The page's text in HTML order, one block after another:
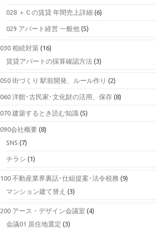
028 ＋Ｃの賃貸 年間売上詳細 (6)
029 アパート経営 一般他 (5)
030 相続対策 (16)
賃貸アパートの採算確認方法 (3)
050 街づくり 駅前開発、ルール作り (2)
060 洋館･古民家･文化財の活用、保存 (8)
070 建築するとき読む知識 (5)
090会社概要 (8)
SNS (7)
チラシ (1)
100 不動産業界裏話･仕組提案･法令税務 (9)
マンション建て替え (3)
200 アース・デザイン会議室 (4)
会議01 居住地選定 (3)